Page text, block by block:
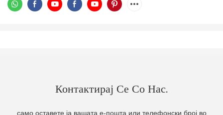
Контактирај Се Со Нас.
само оставете ја вашата е-пошта или телефонски број во